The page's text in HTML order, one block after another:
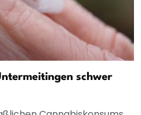
schwer